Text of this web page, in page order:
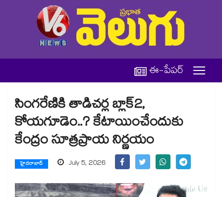
ఈ-పేపర్
సింగరేణికి తాడిచర్ల బ్లాక్2,
కోయగూడెం..? కేటాయించేందుకు
కేంద్రం సూత్రప్రాయ నిర్ణయం
హైదరాబాద్ July 5, 2026